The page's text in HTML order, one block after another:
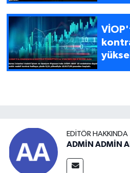
EDITÖR HAKKINDA
ADMİN ADMİN